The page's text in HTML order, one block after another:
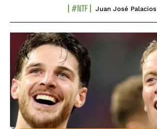
#NTF Juan José Palacios